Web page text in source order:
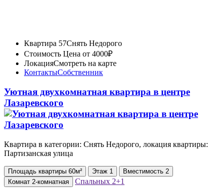
Квартира 57Снять Недорого
Стоимость Цена от 4000₽
ЛокацияСмотреть на карте
КонтактыСобственник
Уютная двухкомнатная квартира в центре
Лазаревского
Квартира в категории: Снять Недорого, локация квартиры:
Партизанская улица
Площадь квартиры 60м² Этаж 1 Вместимость 2
Комнат 2-комнатная Спальных 2+1